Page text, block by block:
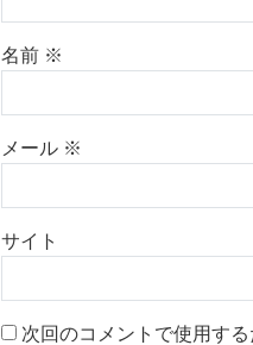
名前 ※
メール ※
サイト
次回のコメントで使用す